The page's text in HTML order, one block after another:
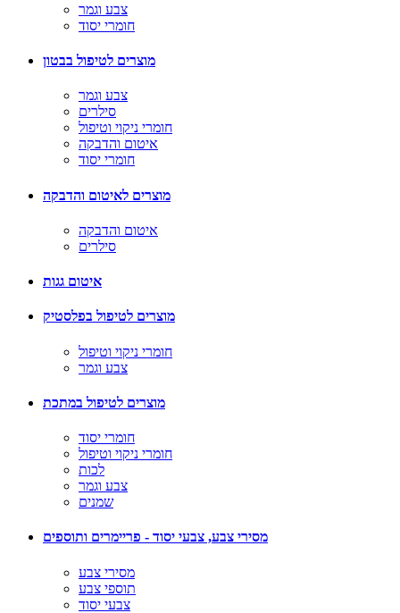
צבע וגמר
חומרי יסוד
מוצרים לטיפול בבטון
צבע וגמר
סילרים
חומרי ניקוי וטיפול
איטום והדבקה
חומרי יסוד
מוצרים לאיטום והדבקה
איטום והדבקה
סילרים
איטום גגות
מוצרים לטיפול בפלסטיק
חומרי ניקוי וטיפול
צבע וגמר
מוצרים לטיפול במתכת
חומרי יסוד
חומרי ניקוי וטיפול
לכות
צבע וגמר
שמנים
מסירי צבע, צבעי יסוד - פריימרים ותוספים
מסירי צבע
תוספי צבע
צבעי יסוד